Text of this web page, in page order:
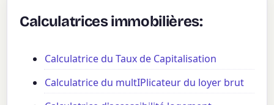
Calculatrices immobilières:
Calculatrice du Taux de Capitalisation
Calculatrice du multIPlicateur du loyer brut